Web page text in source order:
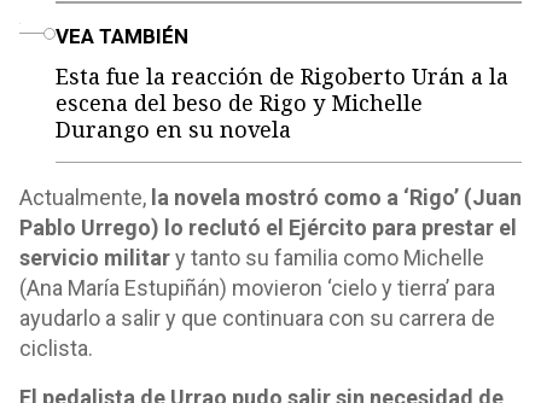
VEA TAMBIÉN
Esta fue la reacción de Rigoberto Urán a la
escena del beso de Rigo y Michelle
Durango en su novela
Actualmente, la novela mostró como a ‘Rigo’ (Juan
Pablo Urrego) lo reclutó el Ejército para prestar el
servicio military tanto su familia como Michelle
(Ana María Estupiñán) movieron ‘cielo y tierra’ para
ayudarlo a salir y que continuara con su carrera de
ciclista.
El pedalista de Urrao pudo salir sin necesidad de